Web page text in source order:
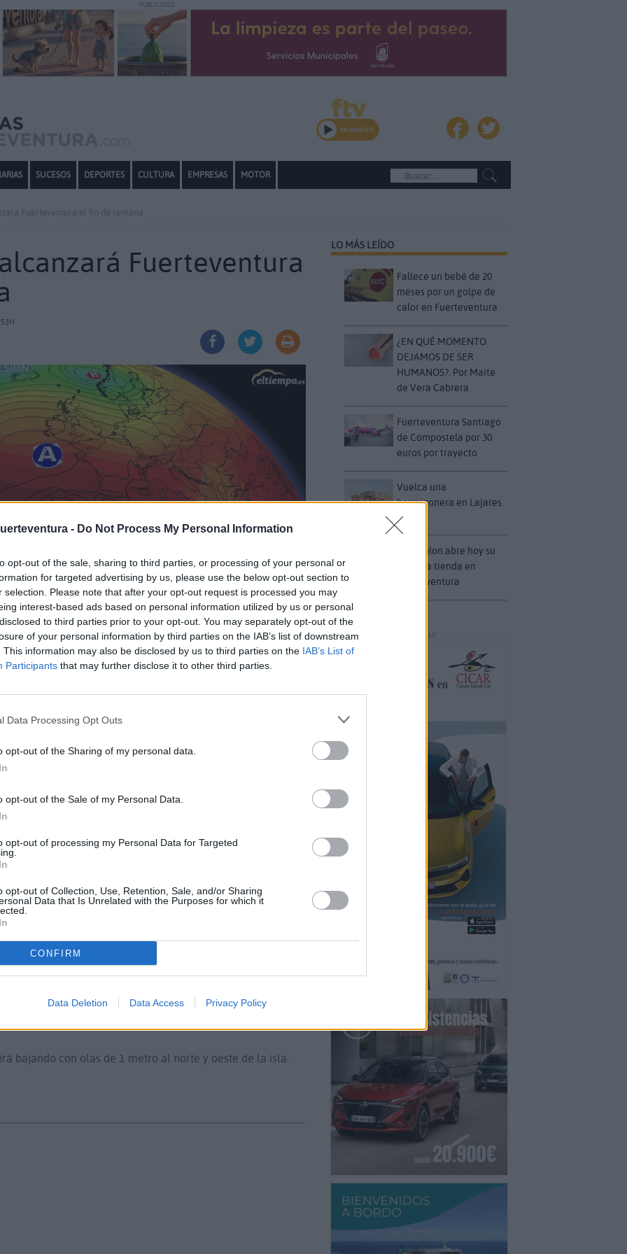
- Do Not Process My Personal Information
opt-out of the sale, sharing to third parties, or processing of your personal or
for targeted advertising by us, please use the below opt-out section to
selection. Please note that after your opt-out request is processed you may
interest-based ads based on personal information utilized by us or personal
to third parties prior to your opt-out. You may separately opt-out of the
of your personal information by third parties on the IAB’s list of downstream
This information may also be disclosed by us to third parties on the IAB’s List of
Participants that may further disclose it to other third parties.
Data Processing Opt Outs
opt-out of the Sharing of my personal data.
opt-out of the Sale of my Personal Data.
opt-out of processing my Personal Data for Targeted
opt-out of Collection, Use, Retention, Sale, and/or Sharing
Data that Is Unrelated with the Purposes for which it
CONFIRM
Data Deletion Data Access Privacy Policy
PUBLICIDAD
SUCESOS DEPORTES CULTURA EMPRESAS MOTOR
Fuerteventura el fin de semana
Fuerteventura
muchos puntos de la isla majorera
isla majorera durante el fin de semana con temperaturas
día 10 en algunos puntos del centro y del sur de la
con mucha influencia de la dorsal sahariana
la jornada del domingo, pero tanto el sábado como el
de la media para estas fechas.
información
de whatsApp, que no es un chat y no se puede
información y videos de la isla,
la tarde y todavía tendremos temperaturas suaves, que
pico será el domingo y a partir del martes volverá el alisio
bajando con olas de 1 metro al norte y oeste de la isla.
LO MÁS LEÍDO
Fallece un bebé de 20
meses por un golpe de
calor en Fuerteventura
¿EN QUÉ MOMENTO
DEJAMOS DE SER
HUMANOS?. Por Maite
de Vera Cabrera
Fuerteventura Santiago
de Compostela por 30
euros por trayecto
Vuelca una
hormigonera en Lajares
Decathlon abre hoy su
primera tienda en
Fuerteventura
PUBLICIDAD